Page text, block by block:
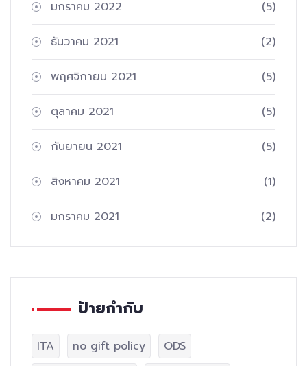
มกราคม 2022 (5)
ธันวาคม 2021 (2)
พฤศจิกายน 2021 (5)
ตุลาคม 2021 (5)
กันยายน 2021 (5)
สิงหาคม 2021 (1)
มกราคม 2021 (2)
ป้ายกำกับ
ITA no gift policy
ODS